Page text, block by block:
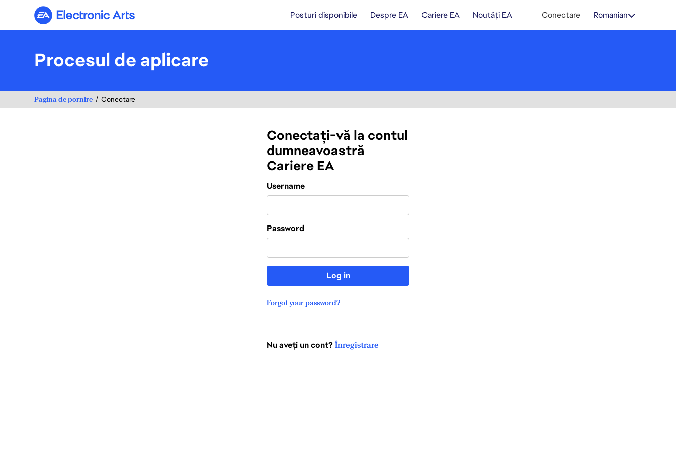
Electronic Arts Posturi disponibile Despre EA Cariere EA Noutăți EA Conectare Romanian
Procesul de aplicare
Pagina de pornire Conectare
Conectați-vă la contul
dumneavoastră
Cariere EA
Login
Username
Password
Log in
Forgot your password?
Nu aveți un cont? Înregistrare